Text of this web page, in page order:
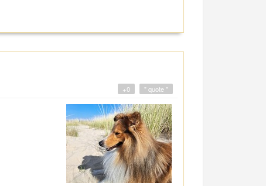
" quote "
+0